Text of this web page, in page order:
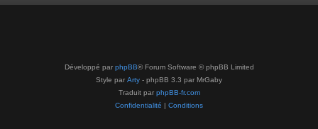
Développé par phpBB® Forum Software © phpBB Limited
Style par Arty - phpBB 3.3 par MrGaby
Traduit par phpBB-fr.com
Confidentialité | Conditions